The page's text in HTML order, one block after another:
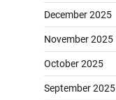
December 2025
November 2025
October 2025
September 2025